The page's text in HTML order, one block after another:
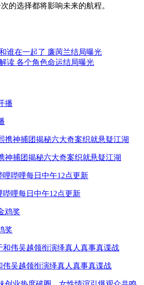
的选择都将影响未来的航程。
谁在一起了 廉苪兰结局曝光
读 各个角色命运结局曝光
神捕团揭秘六大奇案织就悬疑江湖
哔哩每日中午12点更新
奖
伟吴越领衔演绎真人真事真谍战